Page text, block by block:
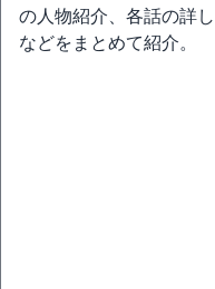
の人物紹介、各話の詳
などをまとめて紹介。